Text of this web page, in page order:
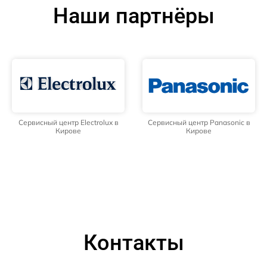
Наши партнёры
Сервисный центр Electrolux в
Кирове
Сервисный центр Panasonic в
Кирове
Контакты